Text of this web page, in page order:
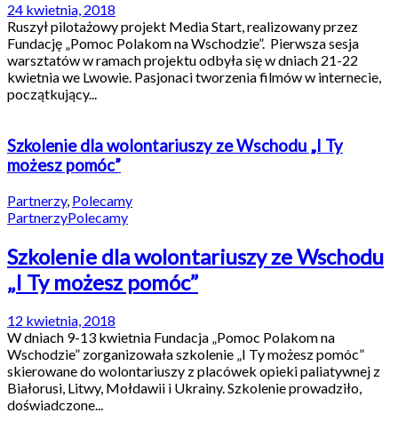
24 kwietnia, 2018
Ruszył pilotażowy projekt Media Start, realizowany przez
Fundację „Pomoc Polakom na Wschodzie”. Pierwsza sesja
warsztatów w ramach projektu odbyła się w dniach 21-22
kwietnia we Lwowie. Pasjonaci tworzenia filmów w internecie,
początkujący...
Szkolenie dla wolontariuszy ze Wschodu „I Ty
możesz pomóc”
Partnerzy, Polecamy
PartnerzyPolecamy
Szkolenie dla wolontariuszy ze Wschodu
„I Ty możesz pomóc”
12 kwietnia, 2018
W dniach 9-13 kwietnia Fundacja „Pomoc Polakom na
Wschodzie” zorganizowała szkolenie „I Ty możesz pomóc”
skierowane do wolontariuszy z placówek opieki paliatywnej z
Białorusi, Litwy, Mołdawii i Ukrainy. Szkolenie prowadziło,
doświadczone...